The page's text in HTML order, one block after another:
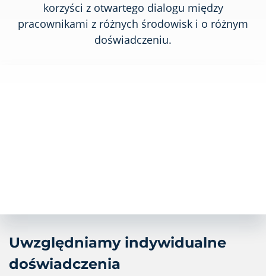
korzyści z otwartego dialogu między
pracownikami z różnych środowisk i o różnym
doświadczeniu.
Uwzględniamy indywidualne
doświadczenia